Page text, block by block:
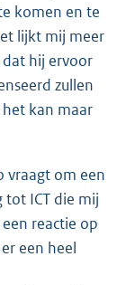
komen en te
lijkt mij meer
hij ervoor
zullen
kan maar
vraagt om een
ICT die mij
reactie op
een heel